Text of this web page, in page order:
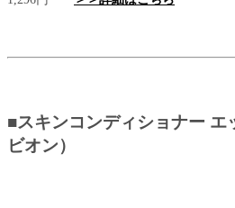
■スキンコンディショナー エ
ビオン）